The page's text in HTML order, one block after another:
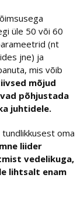
üle 50 või 60
(nt
jne) ja
mis võib
mõjud
põhjustada
juhtidele.
oma
liider
vedelikuga,
lihtsalt enam